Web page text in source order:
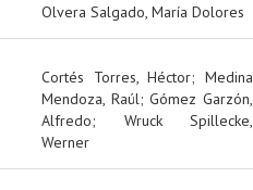
Olvera Salgado, María Dolores
Cortés Torres, Héctor;Medina
Mendoza, Raúl;Gómez Garzón,
Alfredo; Wruck Spillecke,
Werner